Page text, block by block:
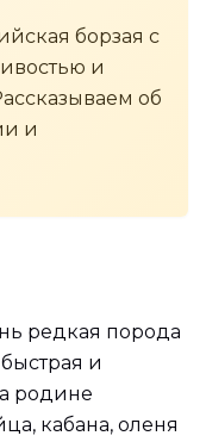
борзая с
и
об
и
редкая порода
и
родине
кабана, оленя